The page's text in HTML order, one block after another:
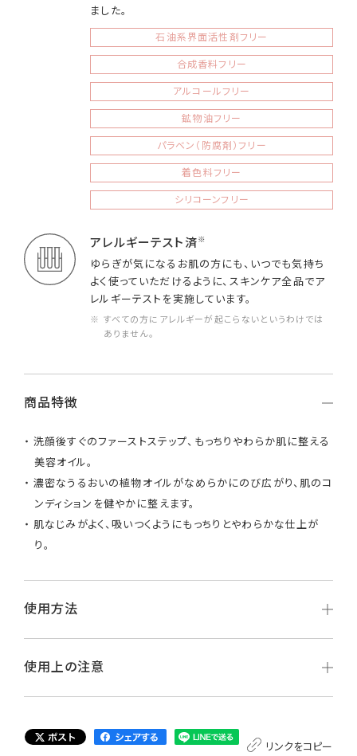
ました。
石油系界面活性剤フリー
合成香料フリー
アルコールフリー
鉱物油フリー
パラベン（防腐剤）フリー
着色料フリー
シリコーンフリー
アレルギーテスト済※
ゆらぎが気になるお肌の方にも、いつでも気持ち
よく使っていただけるように、スキンケア全品でア
レルギーテストを実施しています。
※ すべての方にアレルギーが起こらないというわけでは
ありません。
商品特徴
洗顔後すぐのファーストステップ、もっちりやわらか肌に整える
美容オイル。
濃密なうるおいの植物オイルがなめらかにのび広がり、肌のコ
ンディションを健やかに整えます。
肌なじみがよく、吸いつくようにもっちりとやわらかな仕上が
り。
使用方法
使用上の注意
リンクをコピー